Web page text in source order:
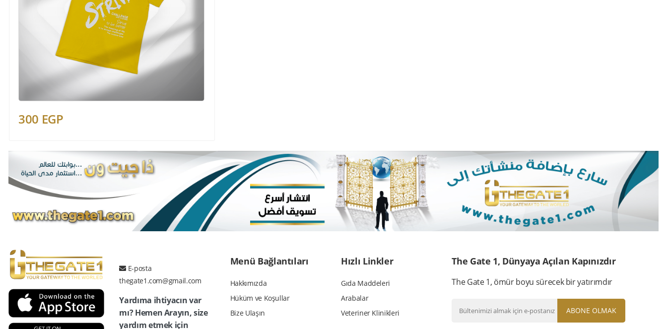
300 EGP
E-posta
thegate1.com@gmail.com
Yardıma ihtiyacın var
mı? Hemen Arayın, size
yardım etmek için
Menü Bağlantıları
Hakkımızda
Hüküm ve Koşullar
Bize Ulaşın
Hızlı Linkler
Gıda Maddeleri
Arabalar
Veteriner Klinikleri
The Gate 1, Dünyaya Açılan Kapınızdır
The Gate 1, ömür boyu sürecek bir yatırımdır
ABONE OLMAK